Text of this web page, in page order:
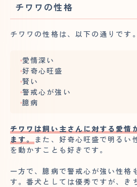
チワワの性格
チワワの性格は、以下の通りです。
愛情深い
好奇心旺盛
賢い
警戒心が強い
臆病
チワワは飼い主さんに対する愛情
ます。 また、好奇心旺盛で明るい
を動かすことも好きです。
一方で、臆病で警戒心が強い性格
す。番犬としては優秀ですが、き